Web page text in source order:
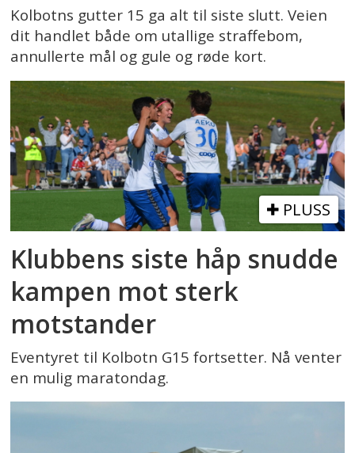
Kolbotns gutter 15 ga alt til siste slutt. Veien
dit handlet både om utallige straffebom,
annullerte mål og gule og røde kort.
PLUSS
Klubbens siste håp snudde
kampen mot sterk
motstander
Eventyret til Kolbotn G15 fortsetter. Nå venter
en mulig maratondag.